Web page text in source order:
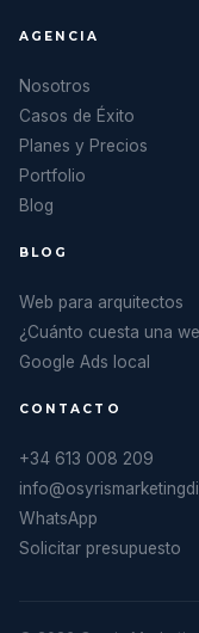
AGENCIA
Nosotros
Casos de Éxito
Planes y Precios
Portfolio
Blog
BLOG
Web para arquitectos
¿Cuánto cuesta una
Google Ads local
CONTACTO
+34 613 008 209
WhatsApp
Solicitar presupuesto